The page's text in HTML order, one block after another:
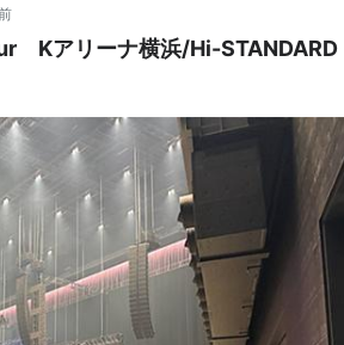
Kアリーナ横浜/Hi-STANDARD